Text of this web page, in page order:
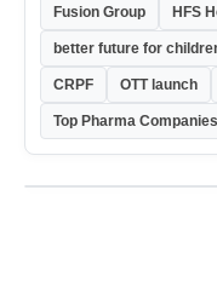
Fusion Group HFS
better future for
CRPF OTT launch
Top Pharma Companies